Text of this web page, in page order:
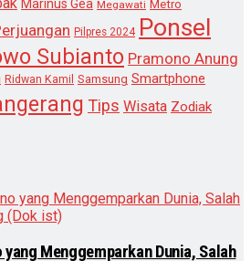
Marinus Gea Megawati Metro
Pilpres 2024 Ponsel
Subianto Pramono Anung
Ridwan Kamil Samsung Smartphone
Tips Wisata Zodiak
yang Menggemparkan Dunia, Salah